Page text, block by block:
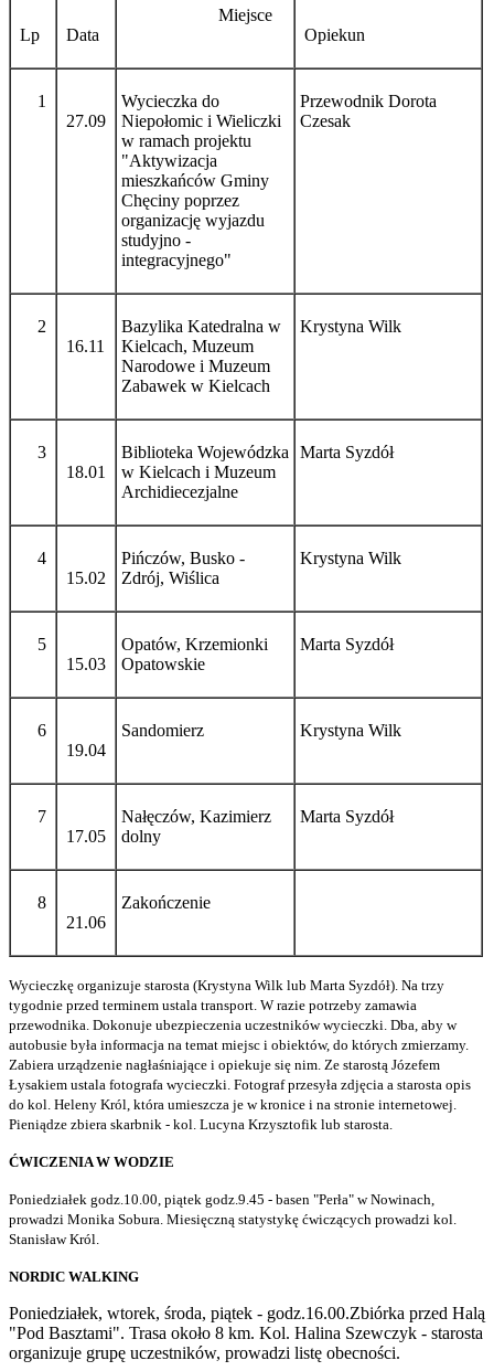
Lp Data
Miejsce
Opiekun
1
27.09
Wycieczka do
Niepołomic i Wieliczki
w ramach projektu
"Aktywizacja
mieszkańców Gminy
Chęciny poprzez
organizację wyjazdu
studyjno -
integracyjnego"
Przewodnik Dorota
Czesak
2
16.11
Bazylika Katedralna w
Kielcach, Muzeum
Narodowe i Muzeum
Zabawek w Kielcach
Krystyna Wilk
3
18.01
Biblioteka Wojewódzka
w Kielcach i Muzeum
Archidiecezjalne
Marta Syzdół
4
15.02
Pińczów, Busko -
Zdrój, Wiślica
Krystyna Wilk
5
15.03
Opatów, Krzemionki
Opatowskie
Marta Syzdół
6
19.04
Sandomierz Krystyna Wilk
7
17.05
Nałęczów, Kazimierz
dolny
Marta Syzdół
8
21.06
Zakończenie
Wycieczkę organizuje starosta (Krystyna Wilk lub Marta Syzdół). Na trzy
tygodnie przed terminem ustala transport. W razie potrzeby zamawia
przewodnika. Dokonuje ubezpieczenia uczestników wycieczki. Dba, aby w
autobusie była informacja na temat miejsc i obiektów, do których zmierzamy.
Zabiera urządzenie nagłaśniające i opiekuje się nim. Ze starostą Józefem
Łysakiem ustala fotografa wycieczki. Fotograf przesyła zdjęcia a starosta opis
do kol. Heleny Król, która umieszcza je w kronice i na stronie internetowej.
Pieniądze zbiera skarbnik - kol. Lucyna Krzysztofik lub starosta.
ĆWICZENIA W WODZIE
Poniedziałek godz.10.00, piątek godz.9.45 - basen "Perła" w Nowinach,
prowadzi Monika Sobura. Miesięczną statystykę ćwiczących prowadzi kol.
Stanisław Król.
NORDIC WALKING
Poniedziałek, wtorek, środa, piątek - godz.16.00.Zbiórka przed Halą
"Pod Basztami". Trasa około 8 km. Kol. Halina Szewczyk - starosta
organizuje grupę uczestników, prowadzi listę obecności.